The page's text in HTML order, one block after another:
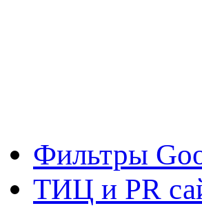
Фильтры
ТИЦ и PR